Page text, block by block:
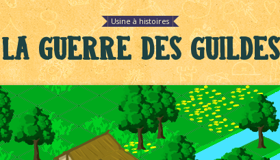
Usine à histoires
La Guerre des Guildes